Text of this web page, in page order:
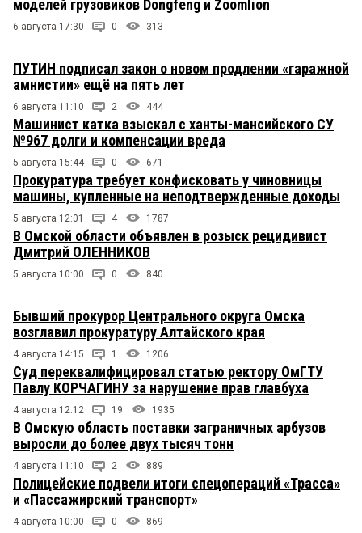
моделей грузовиков Dongfeng и Zoomlion
6 августа 17:30 0 313
ПУТИН подписал закон о новом продлении «гаражной
амнистии» ещё на пять лет
6 августа 11:10 2 444
Машинист катка взыскал с ханты-мансийского СУ
№967 долги и компенсации вреда
5 августа 15:44 0 671
Прокуратура требует конфисковать у чиновницы
машины, купленные на неподтвержденные доходы
5 августа 12:01 4 1787
В Омской области объявлен в розыск рецидивист
Дмитрий ОЛЕННИКОВ
5 августа 10:00 0 840
Бывший прокурор Центрального округа Омска
возглавил прокуратуру Алтайского края
4 августа 14:15 1 1206
Суд переквалифицировал статью ректору ОмГТУ
Павлу КОРЧАГИНУ за нарушение прав главбуха
4 августа 12:12 19 1935
В Омскую область поставки заграничных арбузов
выросли до более двух тысяч тонн
4 августа 11:10 2 889
Полицейские подвели итоги спецопераций «Трасса»
и «Пассажирский транспорт»
4 августа 10:00 0 869